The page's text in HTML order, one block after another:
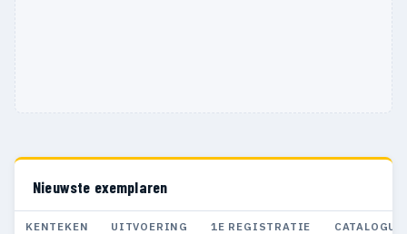
Nieuwste exemplaren
KENTEKEN UITVOERING 1E REGISTRATIE